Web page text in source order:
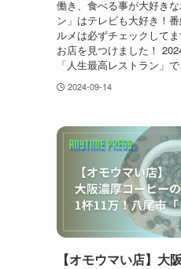
働き、食べる事が大好き
ン」はテレビも大好き！
ルメは必ずチェックして
お店を見つけました！
「人生最高レストラン」
2024-09-14
【オモウマい店】大